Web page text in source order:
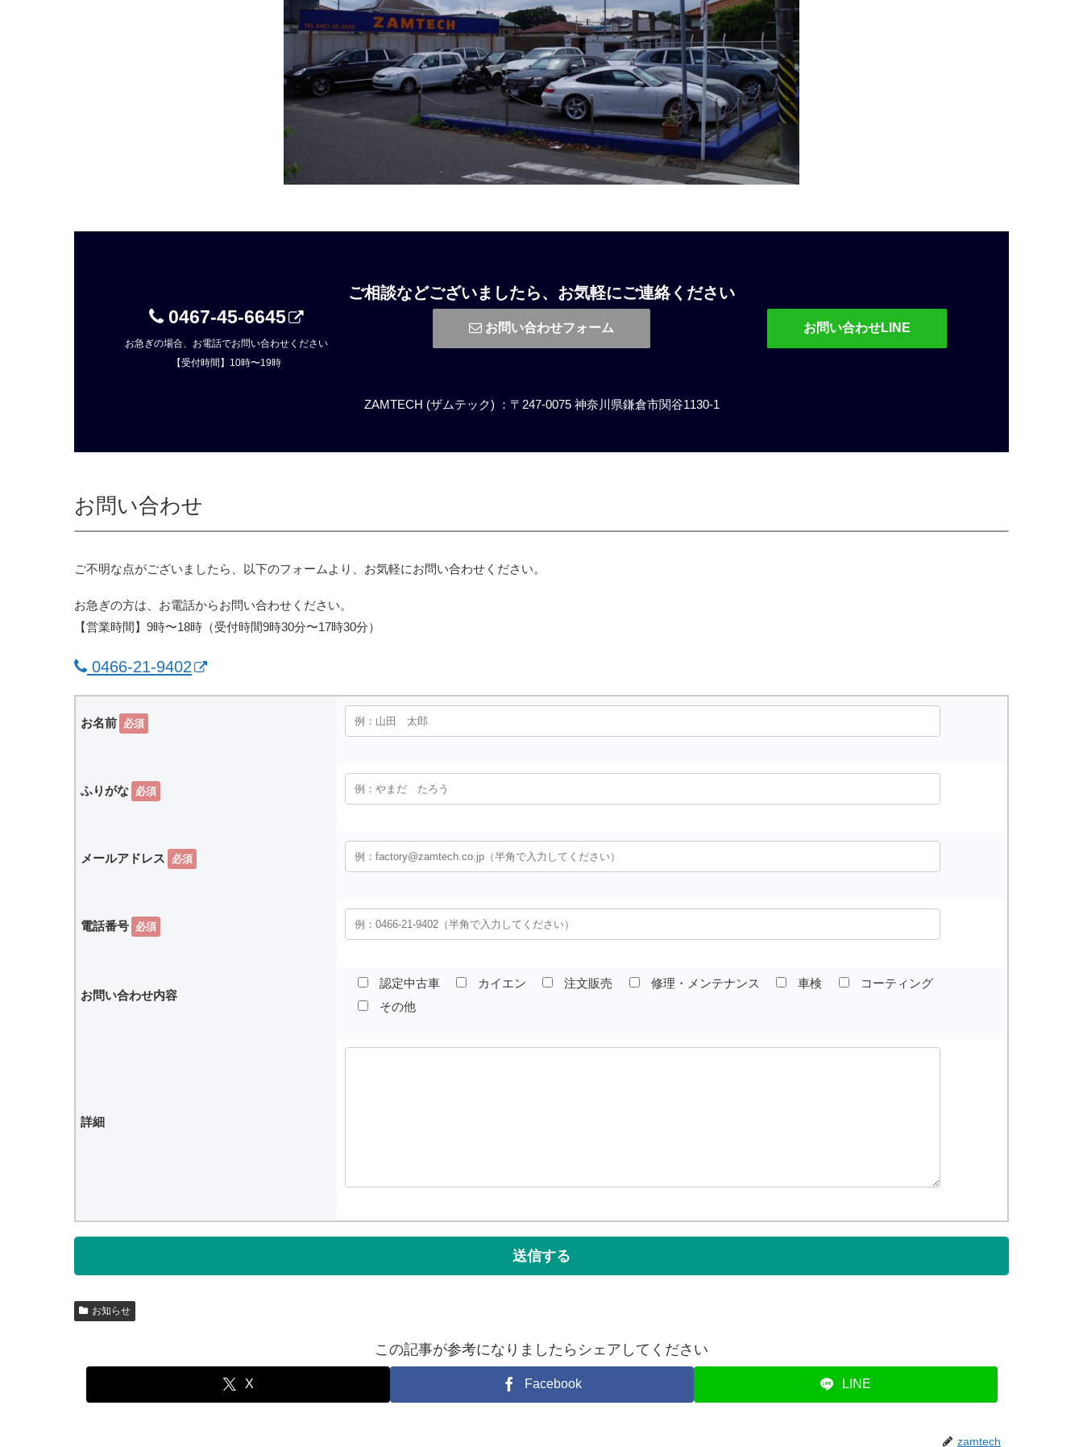
ご相談などございましたら、お気軽にご連絡ください
0467-45-6645
お急ぎの場合、お電話でお問い合わせください
【受付時間】10時〜19時
お問い合わせフォーム お問い合わせLINE
ZAMTECH (ザムテック) ：〒247-0075 神奈川県鎌倉市関谷1130-1
お問い合わせ
ご不明な点がございましたら、以下のフォームより、お気軽にお問い合わせください。
お急ぎの方は、お電話からお問い合わせください。
【営業時間】9時〜18時（受付時間9時30分〜17時30分）
0466-21-9402
お名前 必須
ふりがな 必須
メールアドレス 必須
電話番号 必須
お問い合わせ内容
認定中古車 カイエン 注文販売 修理・メンテナンス 車検
コーティング
その他
詳細
お知らせ
この記事が参考になりましたらシェアしてください
X Facebook LINE
zamtech